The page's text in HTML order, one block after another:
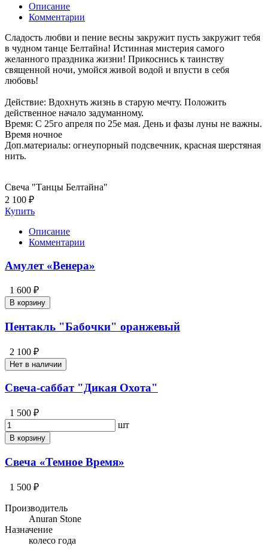
Описание
Комментарии
Сладость любви и пение весны закружит пусть закружит тебя
в чудном танце Белтайна! Истинная мистерия самого
желанного праздника жизни! Прикоснись к таинству
священной ночи, умойся живой водой и впусти в себя
любовь!
Действие: Вдохнуть жизнь в старую мечту. Положить
действенное начало задуманному.
Время: С 25го апреля по 25е мая. День и фазы луны не важны.
Время ночное
Доп.материалы: огнеупорный подсвечник, красная шерстяная
нить.
Свеча "Танцы Белтайна"
2 100 ₽
Купить
Описание
Комментарии
Амулет «Венера»
1 600 ₽
В корзину
Пентакль "Бабочки" оранжевый
2 100 ₽
Нет в наличии
Свеча-саббат "Дикая Охота"
1 500 ₽
шт
В корзину
Свеча «Темное Время»
1 500 ₽
Производитель
Anuran Stone
Назначение
колесо года